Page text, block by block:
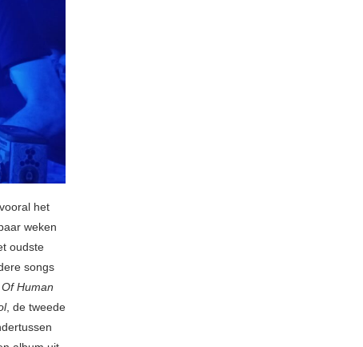
het
weken
oudste
songs
Human
, de tweede